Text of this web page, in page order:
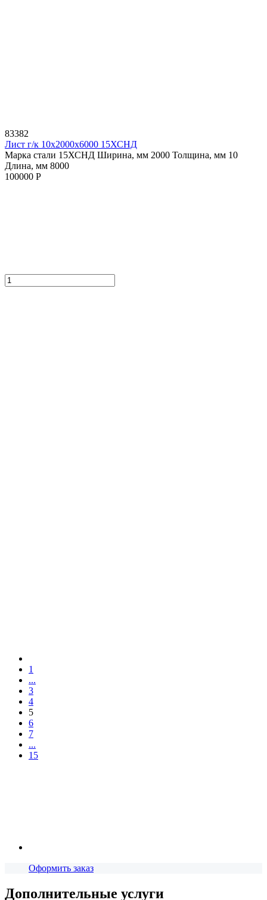
83382
Лист г/к 10х2000х6000 15ХСНД
Марка стали 15ХСНД Ширина, мм 2000 Толщина, мм 10
Длина, мм 8000
100000 Р
1
...
3
4
5
6
7
...
15
Оформить заказ
Дополнительные услуги